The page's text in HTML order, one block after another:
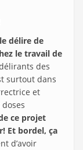
le délire de
le travail de
des
surtout dans
et
ce projet
Et bordel, ça
d’avoir